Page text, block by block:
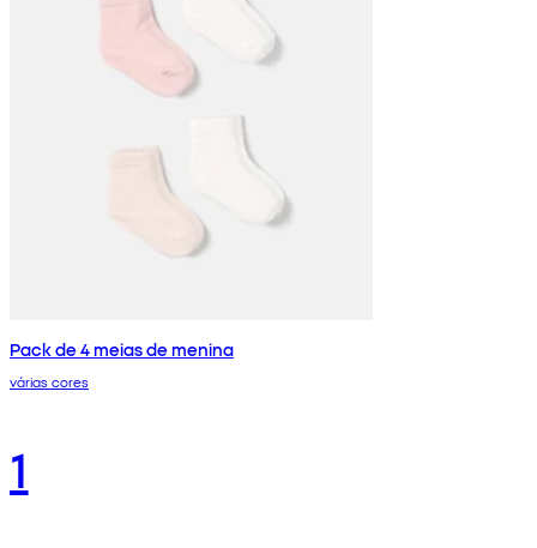
Pack de 4 meias de menina
várias cores
1